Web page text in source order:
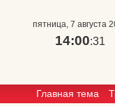
пятница, 7 августа
14:00:31
Главная тема